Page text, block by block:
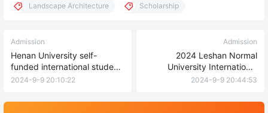
Landscape Architecture Scholarship
Admission
Henan University self-
funded international student
enrollment brochure 河南大
2024-9-9 20:10:22
Admission
2024 Leshan Normal
University International
Student Enrollment brochure
招生简章
2024-9-9 20:44:53